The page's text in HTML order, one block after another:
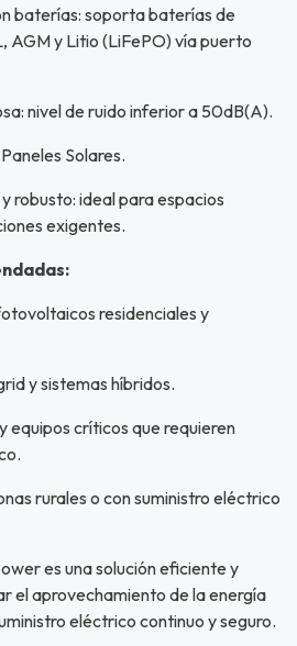
baterías: soporta baterías de
AGM y Litio (LiFePO) vía puerto
nivel de ruido inferior a 50dB(A).
Solares.
robusto: ideal para espacios
exigentes.
residenciales y
y sistemas híbridos.
equipos críticos que requieren
rurales o con suministro eléctrico
es una solución eficiente y
el aprovechamiento de la energía
eléctrico continuo y seguro.